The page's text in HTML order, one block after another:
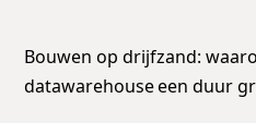
Bouwen op drijfzand:
datawarehouse een duur